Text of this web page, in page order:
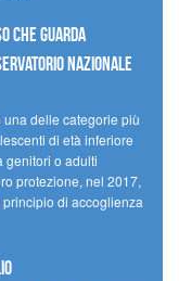
che guarda
Nazionale
delle categorie più
di età inferiore
genitori o adulti
protezione, nel 2017,
di accoglienza